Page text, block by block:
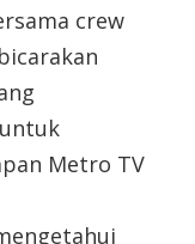
crew
Metro TV